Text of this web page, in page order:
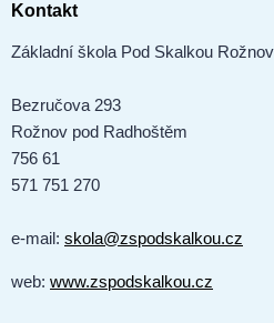
Kontakt
Základní škola Pod Skalkou
Bezručova 293
Rožnov pod Radhoštěm
756 61
571 751 270
e-mail: skola@zspodskalkou.cz
web: www.zspodskalkou.cz